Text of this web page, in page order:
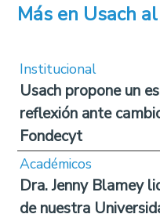
Más en Usach
Institucional
Usach propone un
reflexión ante
Fondecyt
Académicos
Dra. Jenny Blamey
de nuestra